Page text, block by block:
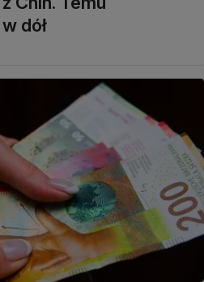
dół